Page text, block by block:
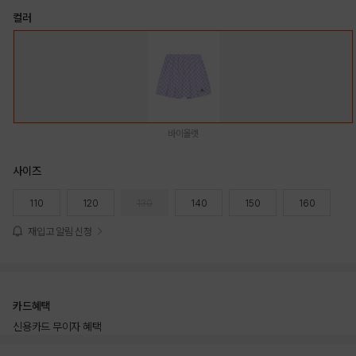
컬러
바이올렛
사이즈
110 120 140 150 160
재입고 알림 신청
카드혜택
신용카드 무이자 혜택